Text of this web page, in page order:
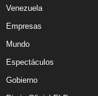
Venezuela
Empresas
Mundo
Espectáculos
Gobierno